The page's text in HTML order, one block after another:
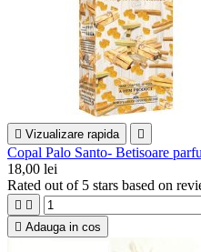
 Vizualizare rapida 
Copal Palo Santo- Betisoare
18,00 lei
Rated out of 5 stars based on
 
 Adauga in cos